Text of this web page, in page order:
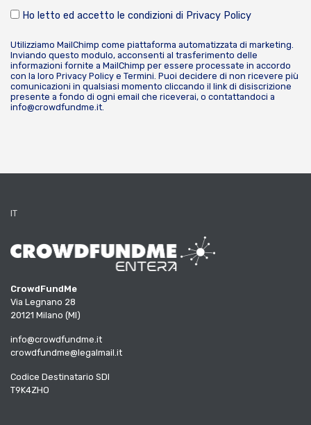
Ho letto ed accetto le condizioni di Privacy Policy
Utilizziamo MailChimp come piattaforma automatizzata di marketing.
Inviando questo modulo, acconsenti al trasferimento delle
informazioni fornite a MailChimp per essere processate in accordo
con la loro Privacy Policy e Termini. Puoi decidere di non ricevere più
comunicazioni in qualsiasi momento cliccando il link di disiscrizione
presente a fondo di ogni email che riceverai, o contattandoci a
info@crowdfundme.it.
IT
CrowdFundMe
Via Legnano 28
20121 Milano (MI)
info@crowdfundme.it
crowdfundme@legalmail.it
Codice Destinatario SDI
T9K4ZHO